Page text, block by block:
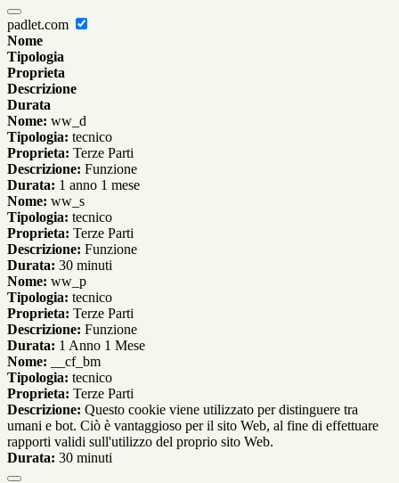
padlet.com
Nome
Tipologia
Proprieta
Descrizione
Durata
Nome: ww_d
Tipologia: tecnico
Proprieta: Terze Parti
Descrizione: Funzione
Durata: 1 anno 1 mese
Nome: ww_s
Tipologia: tecnico
Proprieta: Terze Parti
Descrizione: Funzione
Durata: 30 minuti
Nome: ww_p
Tipologia: tecnico
Proprieta: Terze Parti
Descrizione: Funzione
Durata: 1 Anno 1 Mese
Nome: __cf_bm
Tipologia: tecnico
Proprieta: Terze Parti
Descrizione: Questo cookie viene utilizzato per distinguere tra
umani e bot. Ciò è vantaggioso per il sito Web, al fine di effettuare
rapporti validi sull'utilizzo del proprio sito Web.
Durata: 30 minuti